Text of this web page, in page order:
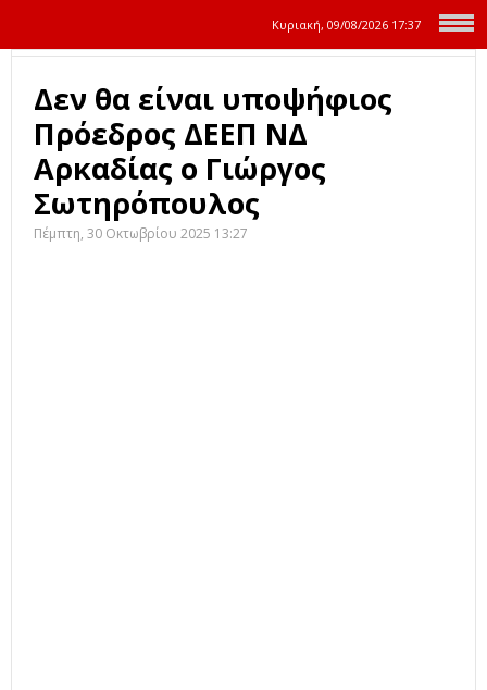
Κυριακή, 09/08/2026 17:37
Δεν θα είναι υποψήφιος
Πρόεδρος ΔΕΕΠ ΝΔ
Αρκαδίας ο Γιώργος
Σωτηρόπουλος
Πέμπτη, 30 Οκτωβρίου 2025 13:27